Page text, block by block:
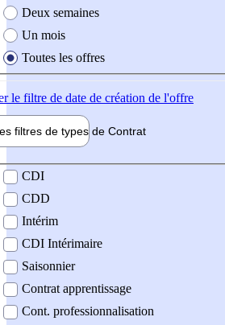
Deux semaines
Un mois
Toutes les offres
le filtre de date de création de l'offre
filtres de types de Contrat
contrat
CDI
CDD
Intérim
CDI Intérimaire
Saisonnier
Contrat apprentissage
Cont. professionnalisation